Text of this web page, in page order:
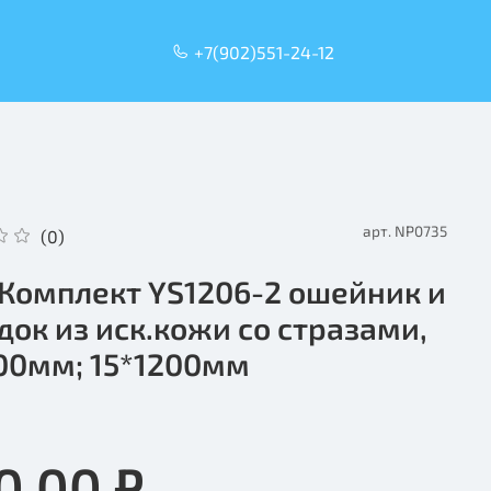
+7(902)551-24-12
(0) арт. NP0735
YS1206-2 ошейник и
из иск.кожи со стразами,
15*1200мм